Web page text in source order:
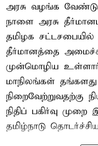
அரசு வழங்க
நாளை அரசு
தமிழக சட்டசபையில்
தீர்மானத்தை
முன்மொழிய
மாநிலங்கள்
நிறைவேற்றுவதற்கு
நிதிப் பகிர்வு
தமிழ்நாடு